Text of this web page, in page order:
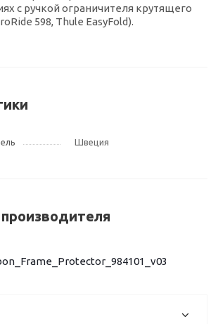
с ручкой ограничителя крутящего
598, Thule EasyFold).
Швеция